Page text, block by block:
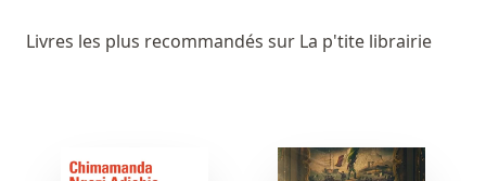
Livres les plus recommandés sur La p'tite librairie